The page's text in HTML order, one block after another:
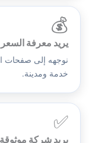
💰
يريد معرفة السعر
نوجهه إلى صفحات
خدمة ومدينة.
✅
يريد شركة موثوقة